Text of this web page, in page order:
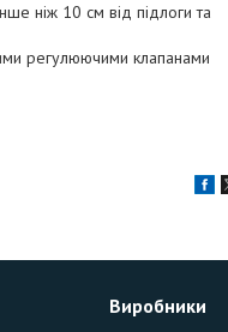
ніж 10 см від підлоги та
регулюючими клапанами
Виробники